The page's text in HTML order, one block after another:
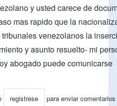
y usted carece de
mas rapido que la
venezolanos la
y asunto resuelto- mi
abogado puede comunicarse
registrese para enviar comentarios